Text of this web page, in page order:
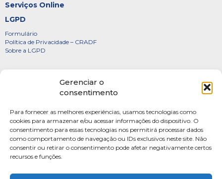
Gerenciar o
consentimento
Para fornecer as melhores experiências, usamos tecnologias como
cookies para armazenar e/ou acessar informações do dispositivo. O
consentimento para essas tecnologias nos permitirá processar dados
como comportamento de navegação ou IDs exclusivos neste site. Não
consentir ou retirar o consentimento pode afetar negativamente certos
recursos e funções.
Serviços Online
LGPD
Formulário
Política de Privacidade – CRADF
Sobre a LGPD
Diretoria
FOTOS
Webmail
Artigos
Escritores do Sistema